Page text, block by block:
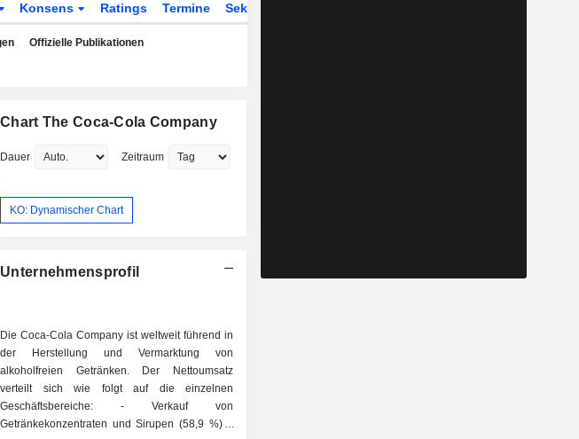
Konsens Ratings Termine Sektor
Offizielle Publikationen
Chart The Coca-Cola Company
Dauer Zeitraum
KO: Dynamischer Chart
Unternehmensprofil
Die Coca-Cola Company ist weltweit führend in
der Herstellung und Vermarktung von
alkoholfreien Getränken. Der Nettoumsatz
verteilt sich wie folgt auf die einzelnen
Geschäftsbereiche: - Verkauf von
Getränkekonzentraten und Sirupen (58,9 %); -